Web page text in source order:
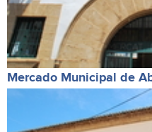
Mercado Municipal de